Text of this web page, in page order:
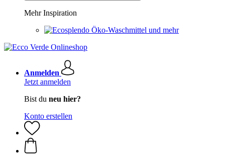
Mehr Inspiration
Öko-Waschmittel und mehr
Anmelden
Jetzt anmelden
Bist du neu hier?
Konto erstellen